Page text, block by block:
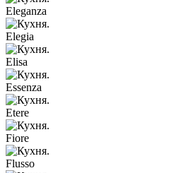
Eleganza
Elegia
Elisa
Essenza
Etere
Fiore
Flusso